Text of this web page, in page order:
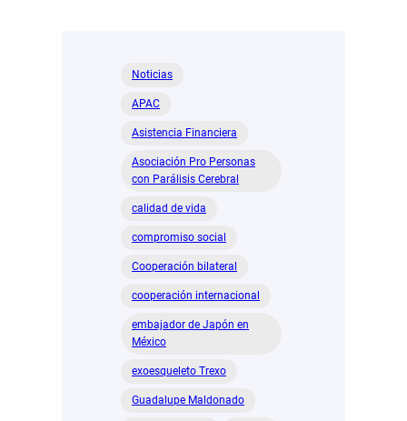
Noticias
APAC
Asistencia Financiera
Asociación Pro Personas
con Parálisis Cerebral
calidad de vida
compromiso social
Cooperación bilateral
cooperación internacional
embajador de Japón en
México
exoesqueleto Trexo
Guadalupe Maldonado